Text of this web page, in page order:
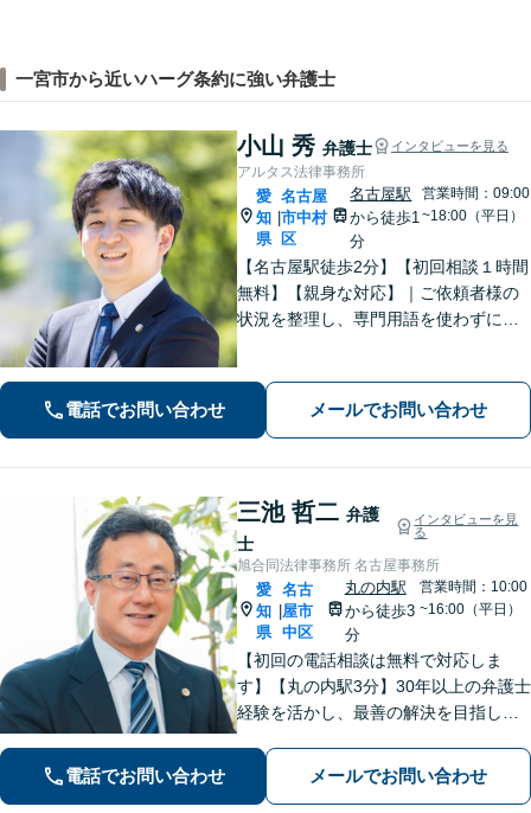
一宮市から近いハーグ条約に強い弁護士
小山 秀 弁護士 インタビューを見る
アルタス法律事務所
愛
知
県
|
名古屋
市中村
区
名古屋駅
から徒歩1
分
営業時間：09:00
~18:00（平日）
【名古屋駅徒歩2分】【初回相談１時間
無料】【親身な対応】｜ご依頼者様の
状況を整理し、専門用語を使わずに、
るか悩む前にまずはご相談ください。
電話でお問い合わせ メールでお問い合わせ
三池 哲二 弁護
士
インタビューを見
る
旭合同法律事務所 名古屋事務所
愛
知
県
名古
屋市
中区
丸の内駅
から徒歩3
分
営業時間：10:00
~16:00（平日）
【初回の電話相談は無料で対応しま
す】【丸の内駅3分】30年以上の弁護士
経験を活かし、最善の解決を目指しま
向けて尽力【労働問題】証拠集め・準
備から親身にサポート【他士業と連
電話でお問い合わせ メールでお問い合わせ